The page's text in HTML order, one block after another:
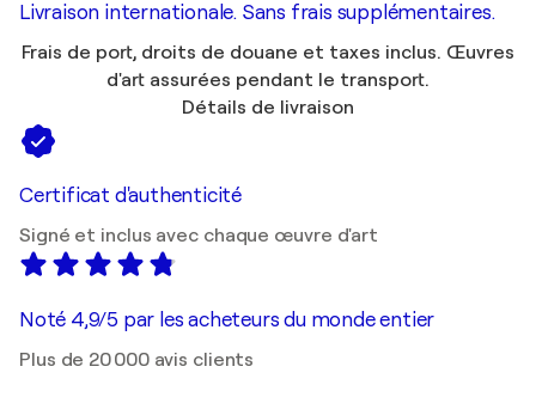
Livraison internationale. Sans frais supplémentaires.
Frais de port, droits de douane et taxes inclus. Œuvres
d'art assurées pendant le transport.
Détails de livraison
Certificat d'authenticité
Signé et inclus avec chaque œuvre d'art
Noté 4,9/5 par les acheteurs du monde entier
Plus de 20 000 avis clients